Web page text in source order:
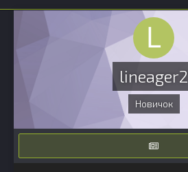
lineager2
Новичок